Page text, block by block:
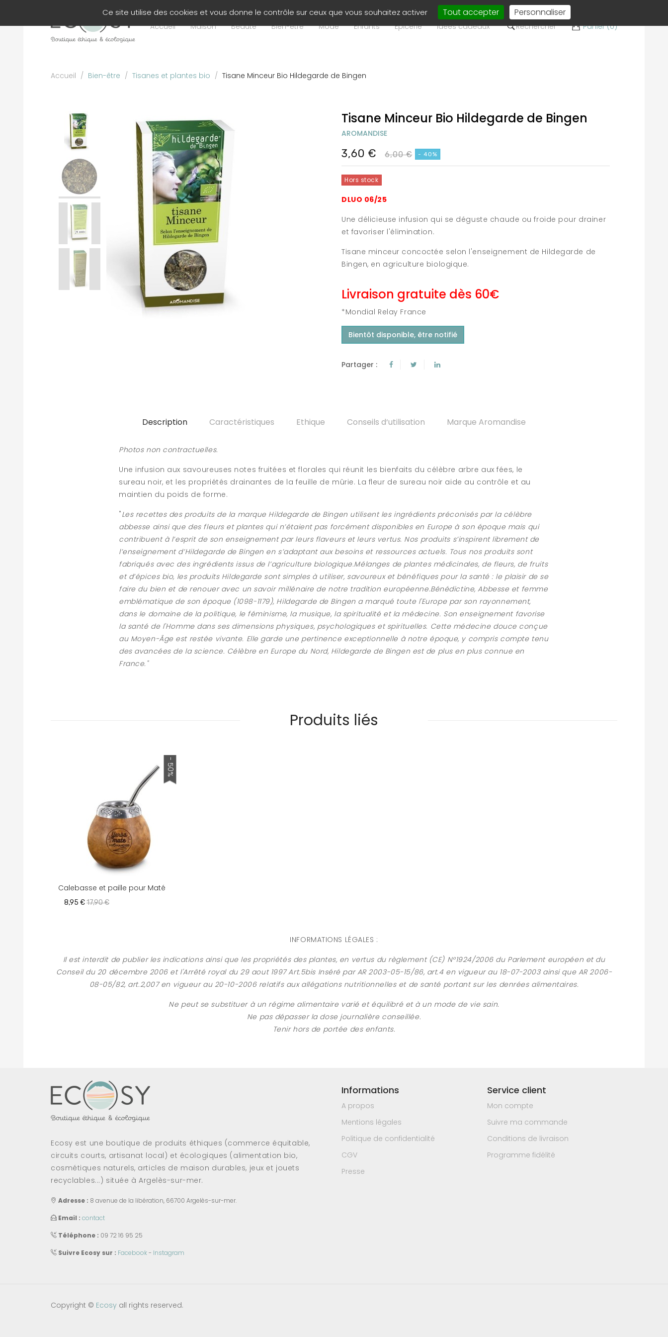
Accueil Maison Beauté Bien-être Mode Enfants Epicerie Idées cadeaux Rechercher Panier (0)
Accueil / Bien-être / Tisanes et plantes bio / Tisane Minceur Bio Hildegarde de Bingen
Tisane Minceur Bio Hildegarde de Bingen
AROMANDISE
3,60 € 6,00 € - 40%
Hors stock
DLUO 06/25
Une délicieuse infusion qui se déguste chaude ou froide pour drainer
et favoriser l'élimination.
Tisane minceur concoctée selon l'enseignement de Hildegarde de
Bingen, en agriculture biologique.
Livraison gratuite dès 60€
*Mondial Relay France
Bientôt disponible, être notifié
Partager :
Description Caractéristiques Ethique Conseils d‘utilisation Marque Aromandise
Photos non contractuelles.
Une infusion aux savoureuses notes fruitées et florales qui réunit les bienfaits du célèbre arbre aux fées, le
sureau noir, et les propriétés drainantes de la feuille de mûrie. La fleur de sureau noir aide au contrôle et au
maintien du poids de forme.
"Les recettes des produits de la marque Hildegarde de Bingen utilisent les ingrédients préconisés par la célèbre
abbesse ainsi que des fleurs et plantes qui n’étaient pas forcément disponibles en Europe à son époque mais qui
contribuent à l’esprit de son enseignement par leurs flaveurs et leurs vertus. Nos produits s’inspirent librement de
l’enseignement d’Hildegarde de Bingen en s’adaptant aux besoins et ressources actuels. Tous nos produits sont
fabriqués avec des ingrédients issus de l’agriculture biologique.Mélanges de plantes médicinales, de fleurs, de fruits
et d’épices bio, les produits Hildegarde sont simples à utiliser, savoureux et bénéfiques pour la santé : le plaisir de se
faire du bien et de renouer avec un savoir millénaire de notre tradition européenne.Bénédictine, Abbesse et femme
emblématique de son époque (1098-1179), Hildegarde de Bingen a marqué toute l'Europe par son rayonnement,
dans le domaine de la politique, le féminisme, la musique, la spiritualité et la médecine. Son enseignement favorise
la santé de l'Homme dans ses dimensions physiques, psychologiques et spirituelles. Cette médecine douce conçue
au Moyen-Âge est restée vivante. Elle garde une pertinence exceptionnelle à notre époque, y compris compte tenu
des avancées de la science. Célèbre en Europe du Nord, Hildegarde de Bingen est de plus en plus connue en
France."
Produits liés
- 50%
Calebasse et paille pour Maté
8,95 €17,90 €
INFORMATIONS LÉGALES :
Il est interdit de publier les indications ainsi que les propriétés des plantes, en vertus du règlement (CE) N°1924/2006 du Parlement européen et du
Conseil du 20 décembre 2006 et l'Arrêté royal du 29 aout 1997 Art.5bis Inséré par AR 2003-05-15/86, art.4 en vigueur au 18-07-2003 ainsi que AR 2006-
08-05/82, art.2,007 en vigueur au 20-10-2006 relatifs aux allégations nutritionnelles et de santé portant sur les denrées alimentaires.
Ne peut se substituer à un régime alimentaire varié et équilibré et à un mode de vie sain.
Ne pas dépasser la dose journalière conseillée.
Tenir hors de portée des enfants.
Ecosy est une boutique de produits éthiques (commerce équitable,
circuits courts, artisanat local) et écologiques (alimentation bio,
cosmétiques naturels, articles de maison durables, jeux et jouets
recyclables...) située à Argelès-sur-mer.
Adresse : 8 avenue de la libération, 66700 Argelès-sur-mer.
Email : contact
Téléphone : 09 72 16 95 25
Suivre Ecosy sur : Facebook- Instagram
Informations
A propos
Mentions légales
Politique de confidentialité
CGV
Presse
Service client
Mon compte
Suivre ma commande
Conditions de livraison
Programme fidélité
Copyright © Ecosy all rights reserved.
Ce site utilise des cookies et vous donne le contrôle sur ceux que vous souhaitez activer Tout accepter Personnaliser